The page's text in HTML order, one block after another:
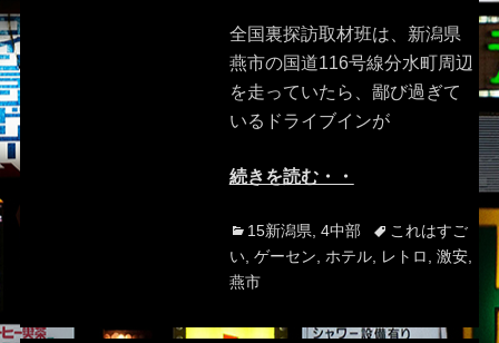
全国裏探訪取材班は、新潟県
燕市の国道116号線分水町周辺
を走っていたら、鄙び過ぎて
いるドライブインが
続きを読む・・
Categories
15新潟県 4中部 Tagsこれはすご
い, ゲーセン ホテル, レトロ 激安,
燕市